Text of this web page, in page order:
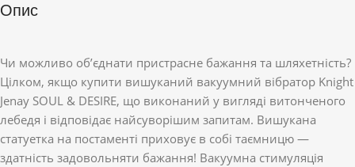
Опис
Чи можливо об’єднати пристрасне бажання та шляхетність?
Цілком, якщо купити вишуканий вакуумний вібратор Knight
Jenay SOUL & DESIRE, що виконаний у вигляді витонченого
лебедя і відповідає найсуворішим запитам. Вишукана
статуетка на постаменті приховує в собі таємницю —
здатність задовольняти бажання! Вакуумна стимуляція